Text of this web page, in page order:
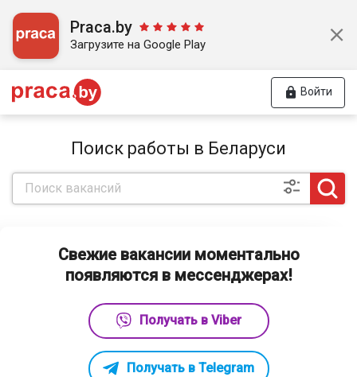
Praca.by
Загрузите на Google Play
Войти
Поиск работы в Беларуси
Свежие вакансии моментально
появляются в мессенджерах!
Получать в Viber
Получать в Telegram